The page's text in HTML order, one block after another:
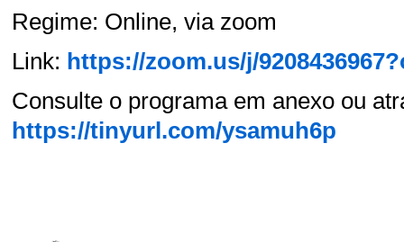
Regime: Online, via zoom
Link: https://zoom.us/j/
Consulte o programa em anexo ou
https://tinyurl.com/ysamuh6p